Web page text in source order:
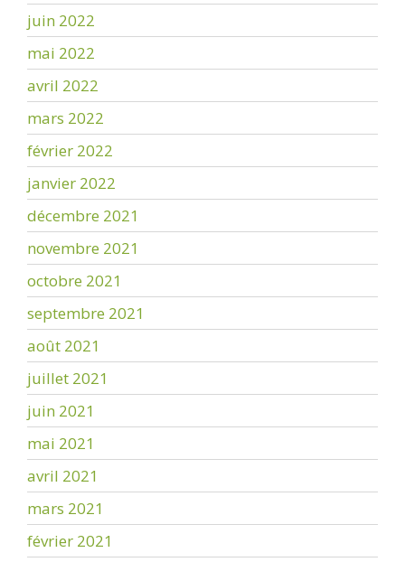
juin 2022
mai 2022
avril 2022
mars 2022
février 2022
janvier 2022
décembre 2021
novembre 2021
octobre 2021
septembre 2021
août 2021
juillet 2021
juin 2021
mai 2021
avril 2021
mars 2021
février 2021